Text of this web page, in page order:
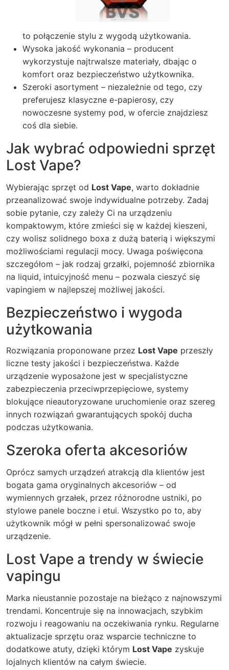
to połączenie stylu z wygodą użytkowania.
Wysoka jakość wykonania – producent
wykorzystuje najtrwalsze materiały, dbając o
komfort oraz bezpieczeństwo użytkownika.
Szeroki asortyment – niezależnie od tego, czy
preferujesz klasyczne e-papierosy, czy
nowoczesne systemy pod, w ofercie znajdziesz
coś dla siebie.
Jak wybrać odpowiedni sprzęt
Lost Vape?
Wybierając sprzęt od Lost Vape, warto dokładnie
przeanalizować swoje indywidualne potrzeby. Zadaj
sobie pytanie, czy zależy Ci na urządzeniu
kompaktowym, które zmieści się w każdej kieszeni,
czy wolisz solidnego boxa z dużą baterią i większymi
możliwościami regulacji mocy. Uwaga poświęcona
szczegółom – jak rodzaj grzałki, pojemność zbiornika
na liquid, intuicyjność menu – pozwala cieszyć się
vapingiem w najlepszej możliwej jakości.
Bezpieczeństwo i wygoda
użytkowania
Rozwiązania proponowane przez Lost Vape przeszły
liczne testy jakości i bezpieczeństwa. Każde
urządzenie wyposażone jest w specjalistyczne
zabezpieczenia przeciwprzepięciowe, systemy
blokujące nieautoryzowane uruchomienie oraz szereg
innych rozwiązań gwarantujących spokój ducha
podczas użytkowania.
Szeroka oferta akcesoriów
Oprócz samych urządzeń atrakcją dla klientów jest
bogata gama oryginalnych akcesoriów – od
wymiennych grzałek, przez różnorodne ustniki, po
stylowe panele boczne i etui. Wszystko po to, aby
użytkownik mógł w pełni spersonalizować swoje
urządzenie.
Lost Vape a trendy w świecie
vapingu
Marka nieustannie pozostaje na bieżąco z najnowszymi
trendami. Koncentruje się na innowacjach, szybkim
rozwoju i reagowaniu na oczekiwania rynku. Regularne
aktualizacje sprzętu oraz wsparcie techniczne to
dodatkowe atuty, dzięki którym Lost Vape zyskuje
lojalnych klientów na całym świecie.